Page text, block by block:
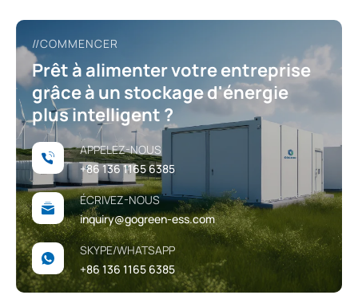
//COMMENCER
Prêt à alimenter votre entreprise
grâce à un stockage d'énergie
plus intelligent ?
APPELEZ-NOUS
+86 136 1165 6385
ÉCRIVEZ-NOUS
inquiry@gogreen-ess.com
SKYPE/WHATSAPP
+86 136 1165 6385